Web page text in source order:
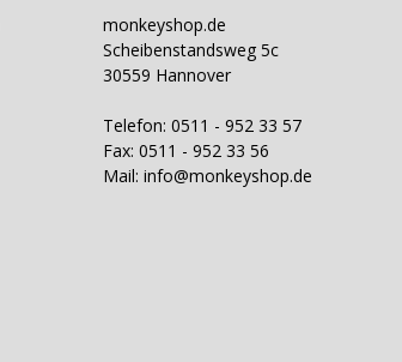
monkeyshop.de
Scheibenstandsweg 5c
30559 Hannover
Telefon: 0511 - 952 33 57
Fax: 0511 - 952 33 56
Mail: info@monkeyshop.de